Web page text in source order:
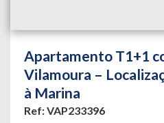
Apartamento T1+1
Vilamoura –
à Marina
Ref: VAP233396